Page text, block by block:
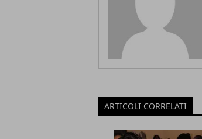
ARTICOLI CORRELATI